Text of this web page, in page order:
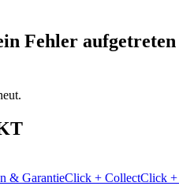
Fehler aufgetreten
& GarantieClick + CollectClick +